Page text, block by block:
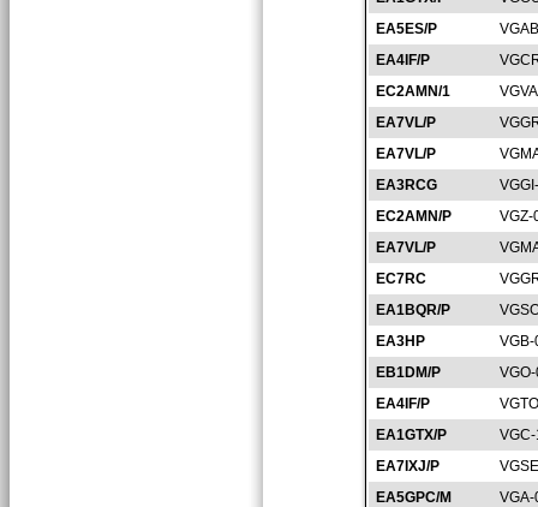
EA5ES/P
EA4IF/P
EC2AMN/1
EA7VL/P
EA7VL/P
EA3RCG
EC2AMN/P
VGZ-
EA7VL/P
EC7RC
EA1BQR/P
EA3HP
EB1DM/P
EA4IF/P
EA1GTX/P
EA7IXJ/P
EA5GPC/M